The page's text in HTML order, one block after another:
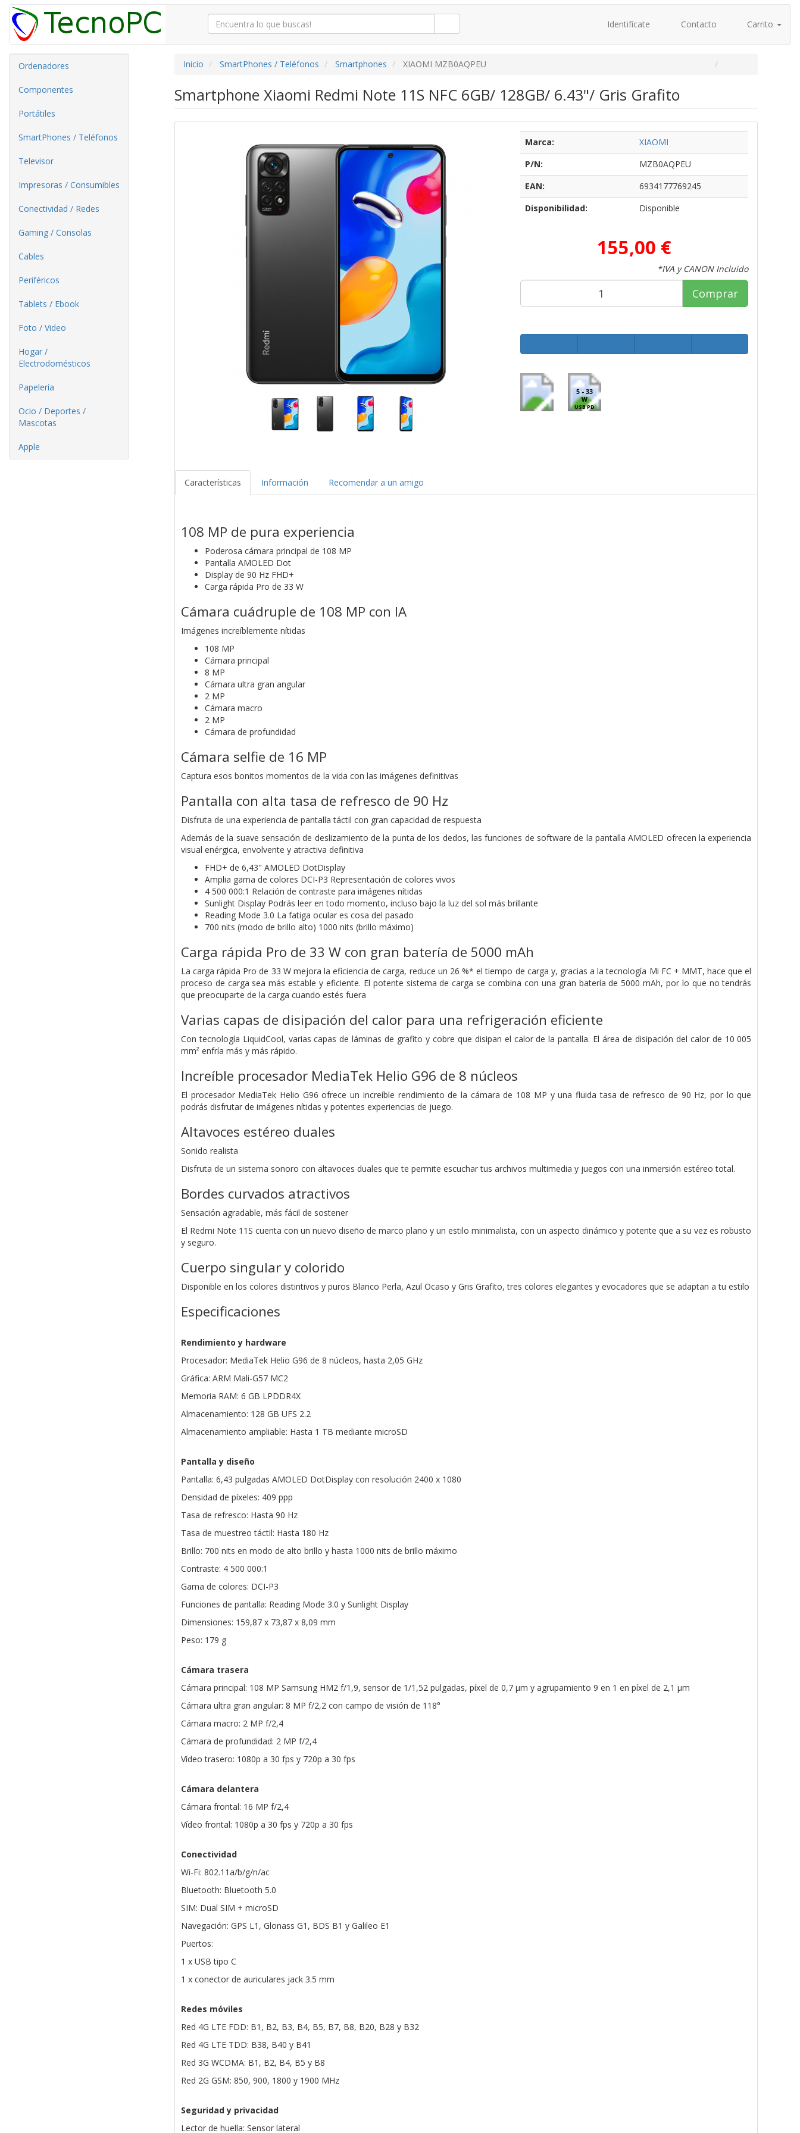
Identifícate Contacto Carrito
Ordenadores
Componentes
Portátiles
SmartPhones / Teléfonos
Televisor
Impresoras / Consumibles
Conectividad / Redes
Gaming / Consolas
Cables
Periféricos
Tablets / Ebook
Foto / Video
Hogar /
Electrodomésticos
Papelería
Ocio / Deportes /
Mascotas
Apple
Inicio SmartPhones / Teléfonos Smartphones XIAOMI MZB0AQPEU
Smartphone Xiaomi Redmi Note 11S NFC 6GB/ 128GB/ 6.43"/ Gris Grafito
Marca:
XIAOMI
P/N:
MZB0AQPEU
EAN:
6934177769245
Disponibilidad:
Disponible
155,00 €
*IVA y CANON Incluido
Comprar
5 - 33
W
USB PD
Características Información Recomendar a un amigo
108 MP de pura experiencia
Poderosa cámara principal de 108 MP
Pantalla AMOLED Dot
Display de 90 Hz FHD+
Carga rápida Pro de 33 W
Cámara cuádruple de 108 MP con IA
Imágenes increíblemente nítidas
108 MP
Cámara principal
8 MP
Cámara ultra gran angular
2 MP
Cámara macro
2 MP
Cámara de profundidad
Cámara selfie de 16 MP
Captura esos bonitos momentos de la vida con las imágenes definitivas
Pantalla con alta tasa de refresco de 90 Hz
Disfruta de una experiencia de pantalla táctil con gran capacidad de respuesta
Además de la suave sensación de deslizamiento de la punta de los dedos, las funciones de software de la pantalla AMOLED ofrecen la experiencia
visual enérgica, envolvente y atractiva definitiva
FHD+ de 6,43" AMOLED DotDisplay
Amplia gama de colores DCI-P3 Representación de colores vivos
4 500 000:1 Relación de contraste para imágenes nítidas
Sunlight Display Podrás leer en todo momento, incluso bajo la luz del sol más brillante
Reading Mode 3.0 La fatiga ocular es cosa del pasado
700 nits (modo de brillo alto) 1000 nits (brillo máximo)
Carga rápida Pro de 33 W con gran batería de 5000 mAh
La carga rápida Pro de 33 W mejora la eficiencia de carga, reduce un 26 %* el tiempo de carga y, gracias a la tecnología Mi FC + MMT, hace que el
proceso de carga sea más estable y eficiente. El potente sistema de carga se combina con una gran batería de 5000 mAh, por lo que no tendrás
que preocuparte de la carga cuando estés fuera
Varias capas de disipación del calor para una refrigeración eficiente
Con tecnología LiquidCool, varias capas de láminas de grafito y cobre que disipan el calor de la pantalla. El área de disipación del calor de 10 005
mm² enfría más y más rápido.
Increíble procesador MediaTek Helio G96 de 8 núcleos
El procesador MediaTek Helio G96 ofrece un increíble rendimiento de la cámara de 108 MP y una fluida tasa de refresco de 90 Hz, por lo que
podrás disfrutar de imágenes nítidas y potentes experiencias de juego.
Altavoces estéreo duales
Sonido realista
Disfruta de un sistema sonoro con altavoces duales que te permite escuchar tus archivos multimedia y juegos con una inmersión estéreo total.
Bordes curvados atractivos
Sensación agradable, más fácil de sostener
El Redmi Note 11S cuenta con un nuevo diseño de marco plano y un estilo minimalista, con un aspecto dinámico y potente que a su vez es robusto
y seguro.
Cuerpo singular y colorido
Disponible en los colores distintivos y puros Blanco Perla, Azul Ocaso y Gris Grafito, tres colores elegantes y evocadores que se adaptan a tu estilo
Especificaciones
Rendimiento y hardware
Procesador: MediaTek Helio G96 de 8 núcleos, hasta 2,05 GHz
Gráfica: ARM Mali-G57 MC2
Memoria RAM: 6 GB LPDDR4X
Almacenamiento: 128 GB UFS 2.2
Almacenamiento ampliable: Hasta 1 TB mediante microSD
Pantalla y diseño
Pantalla: 6,43 pulgadas AMOLED DotDisplay con resolución 2400 x 1080
Densidad de píxeles: 409 ppp
Tasa de refresco: Hasta 90 Hz
Tasa de muestreo táctil: Hasta 180 Hz
Brillo: 700 nits en modo de alto brillo y hasta 1000 nits de brillo máximo
Contraste: 4 500 000:1
Gama de colores: DCI-P3
Funciones de pantalla: Reading Mode 3.0 y Sunlight Display
Dimensiones: 159,87 x 73,87 x 8,09 mm
Peso: 179 g
Cámara trasera
Cámara principal: 108 MP Samsung HM2 f/1,9, sensor de 1/1,52 pulgadas, píxel de 0,7 μm y agrupamiento 9 en 1 en píxel de 2,1 μm
Cámara ultra gran angular: 8 MP f/2,2 con campo de visión de 118°
Cámara macro: 2 MP f/2,4
Cámara de profundidad: 2 MP f/2,4
Vídeo trasero: 1080p a 30 fps y 720p a 30 fps
Cámara delantera
Cámara frontal: 16 MP f/2,4
Vídeo frontal: 1080p a 30 fps y 720p a 30 fps
Conectividad
Wi-Fi: 802.11a/b/g/n/ac
Bluetooth: Bluetooth 5.0
SIM: Dual SIM + microSD
Navegación: GPS L1, Glonass G1, BDS B1 y Galileo E1
Puertos:
1 x USB tipo C
1 x conector de auriculares jack 3.5 mm
Redes móviles
Red 4G LTE FDD: B1, B2, B3, B4, B5, B7, B8, B20, B28 y B32
Red 4G LTE TDD: B38, B40 y B41
Red 3G WCDMA: B1, B2, B4, B5 y B8
Red 2G GSM: 850, 900, 1800 y 1900 MHz
Seguridad y privacidad
Lector de huella: Sensor lateral